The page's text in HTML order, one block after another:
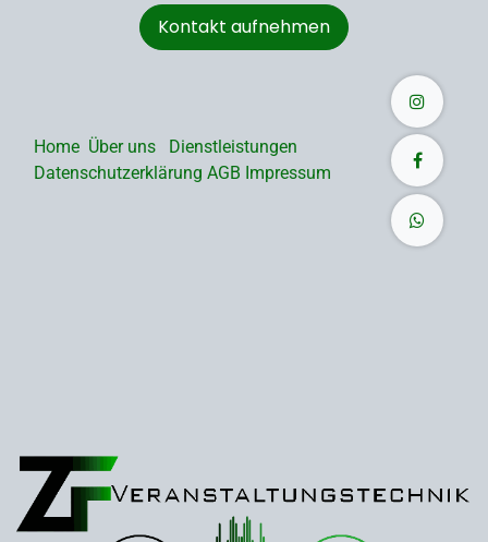
Kontakt aufnehmen
Home Über uns
Dienstleistungen
Datenschutzerklärung AGB Impressum